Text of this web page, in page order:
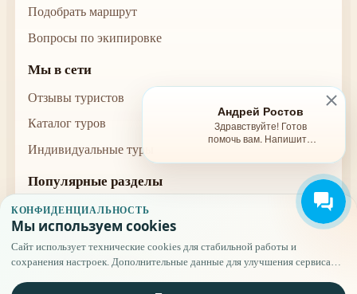
Андрей Ростов
Здравствуйте! Готов
помочь вам. Напишите
вопросы.
Подобрать маршрут
Вопросы по экипировке
Мы в сети
Отзывы туристов
Каталог туров
Индивидуальные туры
Популярные разделы
Туры и расписание
Безопасность
Условия бронирования
КОНФИДЕНЦИАЛЬНОСТЬ
Мы используем cookies
Сайт использует технические cookies для стабильной работы и
сохранения настроек. Дополнительные данные для улучшения сервиса